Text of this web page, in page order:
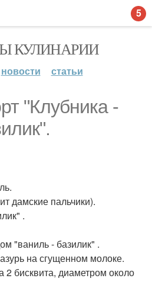
КУЛИНАРИИ
новости статьи
"Клубника -
дамские пальчики).
.
"ваниль - базилик" .
на сгущенном молоке.
2 бисквита, диаметром около
5